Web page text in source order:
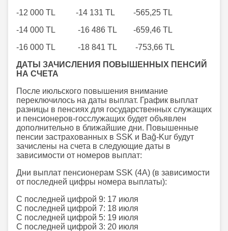
-12 000 TL -14 131 TL -565,25 TL
-14 000 TL -16 486 TL -659,46 TL
-16 000 TL -18 841 TL -753,66 TL
ДАТЫ ЗАЧИСЛЕНИЯ ПОВЫШЕННЫХ ПЕНСИЙ
НА СЧЕТА
После июльского повышения внимание
переключилось на даты выплат. График выплат
разницы в пенсиях для государственных служащих
и пенсионеров-госслужащих будет объявлен
дополнительно в ближайшие дни. Повышенные
пенсии застрахованных в SSK и Bağ-Kur будут
зачислены на счета в следующие даты в
зависимости от номеров выплат:
Дни выплат пенсионерам SSK (4A) (в зависимости
от последней цифры номера выплаты):
С последней цифрой 9: 17 июля
С последней цифрой 7: 18 июля
С последней цифрой 5: 19 июля
С последней цифрой 3: 20 июля